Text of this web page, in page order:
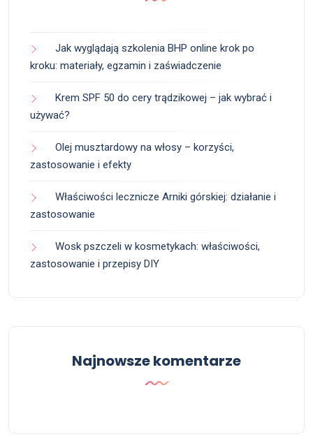
Jak wyglądają szkolenia BHP online krok po
kroku: materiały, egzamin i zaświadczenie
Krem SPF 50 do cery trądzikowej – jak wybrać i
używać?
Olej musztardowy na włosy – korzyści,
zastosowanie i efekty
Właściwości lecznicze Arniki górskiej: działanie i
zastosowanie
Wosk pszczeli w kosmetykach: właściwości,
zastosowanie i przepisy DIY
Najnowsze komentarze